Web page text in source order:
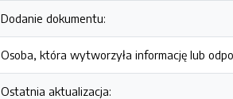
Dodanie dokumentu:
Osoba, która wytworzyła informację lub
Ostatnia aktualizacja: